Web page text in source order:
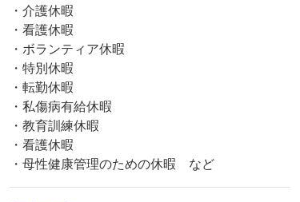
・介護休暇
・看護休暇
・ボランティア休暇
・特別休暇
・転勤休暇
・私傷病有給休暇
・教育訓練休暇
・看護休暇
・母性健康管理のための休暇 など